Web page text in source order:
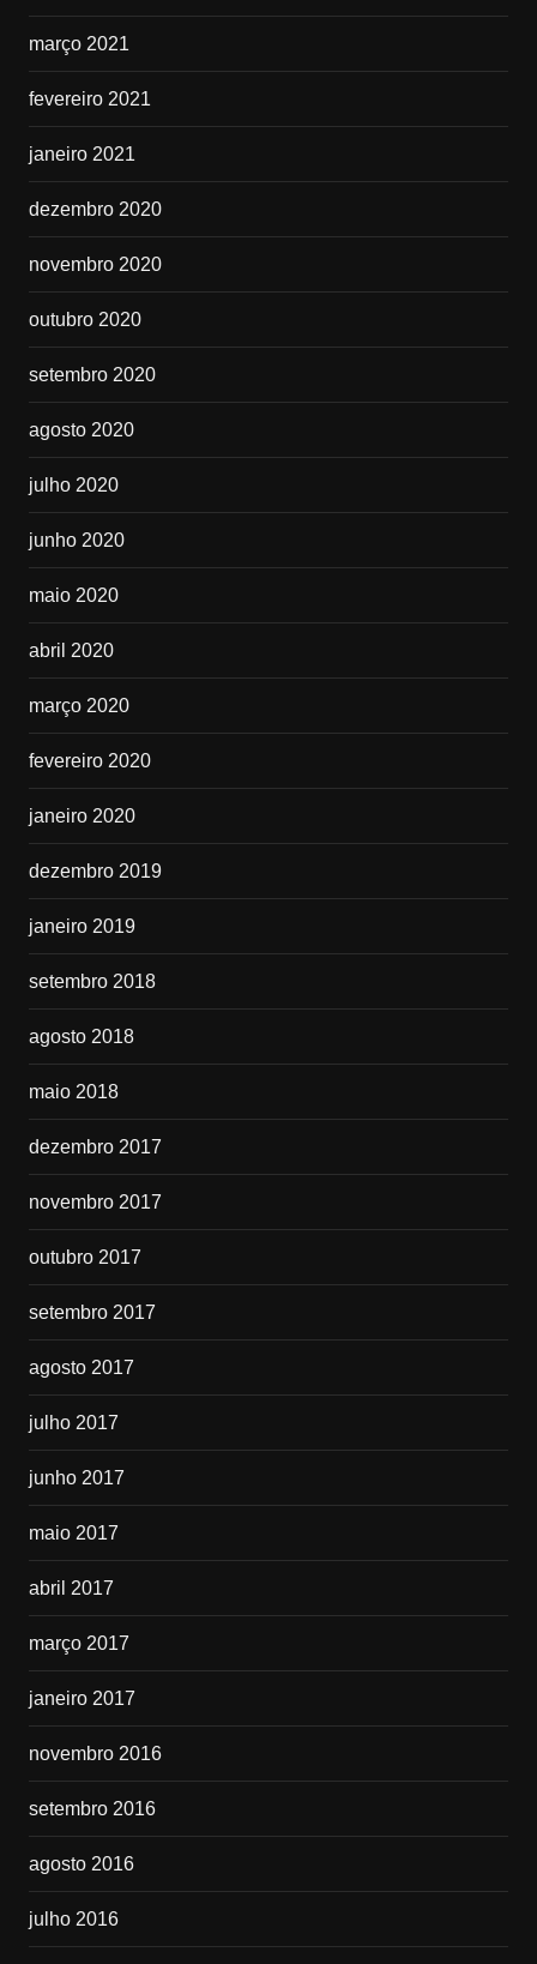
março 2021
fevereiro 2021
janeiro 2021
dezembro 2020
novembro 2020
outubro 2020
setembro 2020
agosto 2020
julho 2020
junho 2020
maio 2020
abril 2020
março 2020
fevereiro 2020
janeiro 2020
dezembro 2019
janeiro 2019
setembro 2018
agosto 2018
maio 2018
dezembro 2017
novembro 2017
outubro 2017
setembro 2017
agosto 2017
julho 2017
junho 2017
maio 2017
abril 2017
março 2017
janeiro 2017
novembro 2016
setembro 2016
agosto 2016
julho 2016